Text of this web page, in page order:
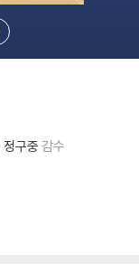
정구중 감수